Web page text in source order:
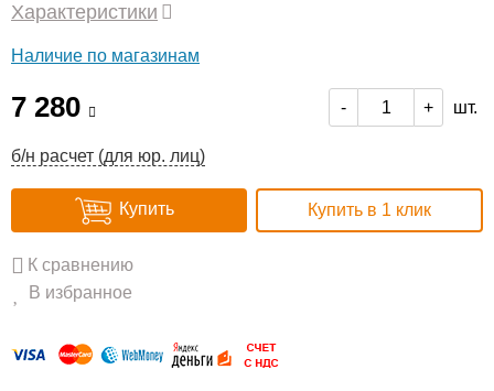
Характеристики
Наличие по магазинам
7 280 - + шт.
б/н расчет (для юр. лиц)
Купить Купить в 1 клик
К сравнению
В избранное